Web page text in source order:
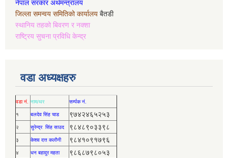
नेपाल सरकार अर्थमन्त्रालय
जिल्ला समन्वय समितिको कार्यालय बैतडी
स्थानिय तहको बिवरण र नक्शा
राष्ट्रिय सुचना प्रविधि केन्द्र
वडा अध्यक्षहरु
वडा नं. नाम/थर सर्म्पक नं.
१ बलदेव सिंह चाड ९७४२४६५२५३
२ सुरेन्द्र सिंह साउद ९८४८९०३३९८
३ केशव दत्त कलौनी ९८४१०९१७९६
४ धन बहादुर महता ९८६८७९८०५३